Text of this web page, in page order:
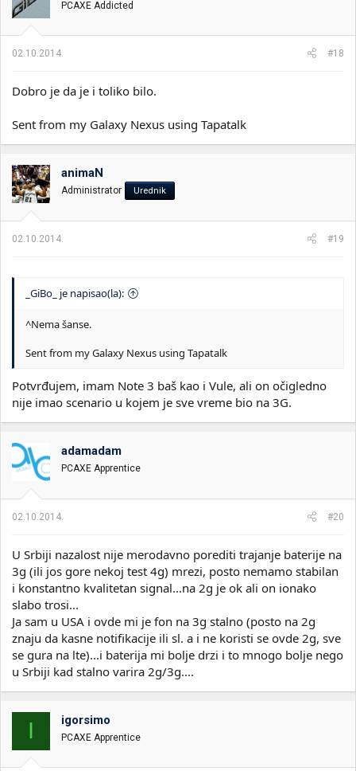
PCAXE Addicted
02.10.2014. #18
Dobro je da je i toliko bilo.
Sent from my Galaxy Nexus using Tapatalk
animaN
Administrator Urednik
02.10.2014. #19
_GiBo_ je napisao(la):
^Nema šanse.
Sent from my Galaxy Nexus using Tapatalk
Potvrđujem, imam Note 3 baš kao i Vule, ali on očigledno
nije imao scenario u kojem je sve vreme bio na 3G.
adamadam
PCAXE Apprentice
02.10.2014. #20
U Srbiji nazalost nije merodavno porediti trajanje baterije na
3g (ili jos gore nekoj test 4g) mrezi, posto nemamo stabilan
i konstantno kvalitetan signal...na 2g je ok ali on ionako
slabo trosi...
Ja sam u USA i ovde mi je fon na 3g stalno (posto na 2g
znaju da kasne notifikacije ili sl. a i ne koristi se ovde 2g, sve
se gura na lte)...i baterija mi bolje drzi i to mnogo bolje nego
u Srbiji kad stalno varira 2g/3g....
I igorsimo
PCAXE Apprentice